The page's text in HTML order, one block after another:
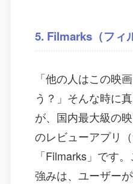
5. Filmarks（フィ
「他の人はこの映
う？」そんな時に
が、国内最大級の
のレビューアプリ
「Filmarks」です
強みは、ユーザー